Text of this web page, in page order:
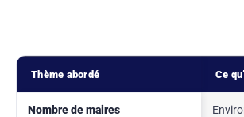
Thème abordé Ce
Nombre de maires